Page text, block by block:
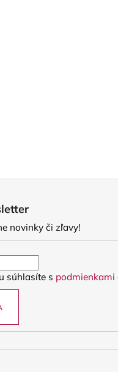
novinky či zľavy!
súhlasíte s podmienkami